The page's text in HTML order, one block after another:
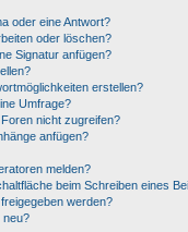
oder eine Antwort?
oder löschen?
Signatur anfügen?
erstellen?
Umfrage?
nicht zugreifen?
anfügen?
melden?
beim Schreiben eines
werden?
neu?